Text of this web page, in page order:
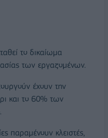
το δικαίωμα
των εργαζομένων.
έχουν την
και το 60% των
παραμένουν κλειστές,